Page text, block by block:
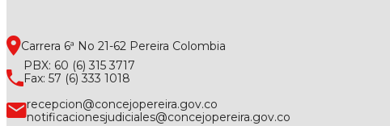
Carrera 6ª No 21-62 Pereira Colombia
PBX: 60 (6) 315 3717
Fax: 57 (6) 333 1018
recepcion@concejopereira.gov.co
notificacionesjudiciales@concejopereira.gov.co